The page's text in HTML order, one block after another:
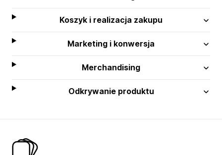
Koszyk i realizacja zakupu
Marketing i konwersja
Merchandising
Odkrywanie produktu